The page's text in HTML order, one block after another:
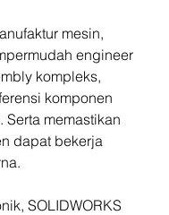
mesin,
engineer
kompleks,
komponen
Serta memastikan
dapat bekerja
SOLIDWORKS